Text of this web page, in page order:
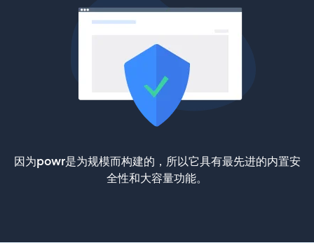
因为powr是为规模而构建的，所以它具有最先进的内置安
全性和大容量功能。